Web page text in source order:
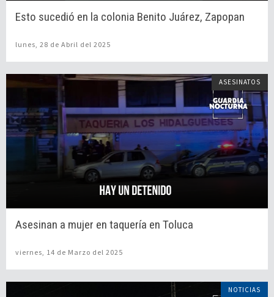
Esto sucedió en la colonia Benito Juárez, Zapopan
lunes, 28 de Abril del 2025
ASESINATOS
Asesinan a mujer en taquería en Toluca
viernes, 14 de Marzo del 2025
NOTICIAS